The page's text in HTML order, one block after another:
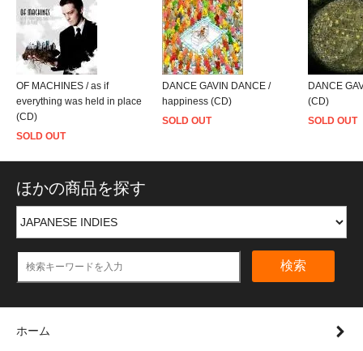
OF MACHINES / as if
everything was held in place
(CD)
SOLD OUT
DANCE GAVIN DANCE /
happiness (CD)
SOLD OUT
DANCE
(CD)
SOLD OUT
ほかの商品を探す
検索
ホーム